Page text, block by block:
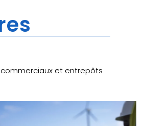
et entrepôts